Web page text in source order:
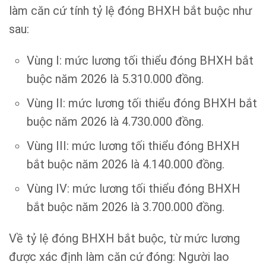
làm căn cứ tính tỷ lệ đóng BHXH bắt buộc như
sau:
Vùng I: mức lương tối thiểu đóng BHXH bắt
buộc năm 2026 là 5.310.000 đồng.
Vùng II: mức lương tối thiểu đóng BHXH bắt
buộc năm 2026 là 4.730.000 đồng.
Vùng III: mức lương tối thiểu đóng BHXH
bắt buộc năm 2026 là 4.140.000 đồng.
Vùng IV: mức lương tối thiểu đóng BHXH
bắt buộc năm 2026 là 3.700.000 đồng.
Về tỷ lệ đóng BHXH bắt buộc, từ mức lương
được xác định làm căn cứ đóng: Người lao